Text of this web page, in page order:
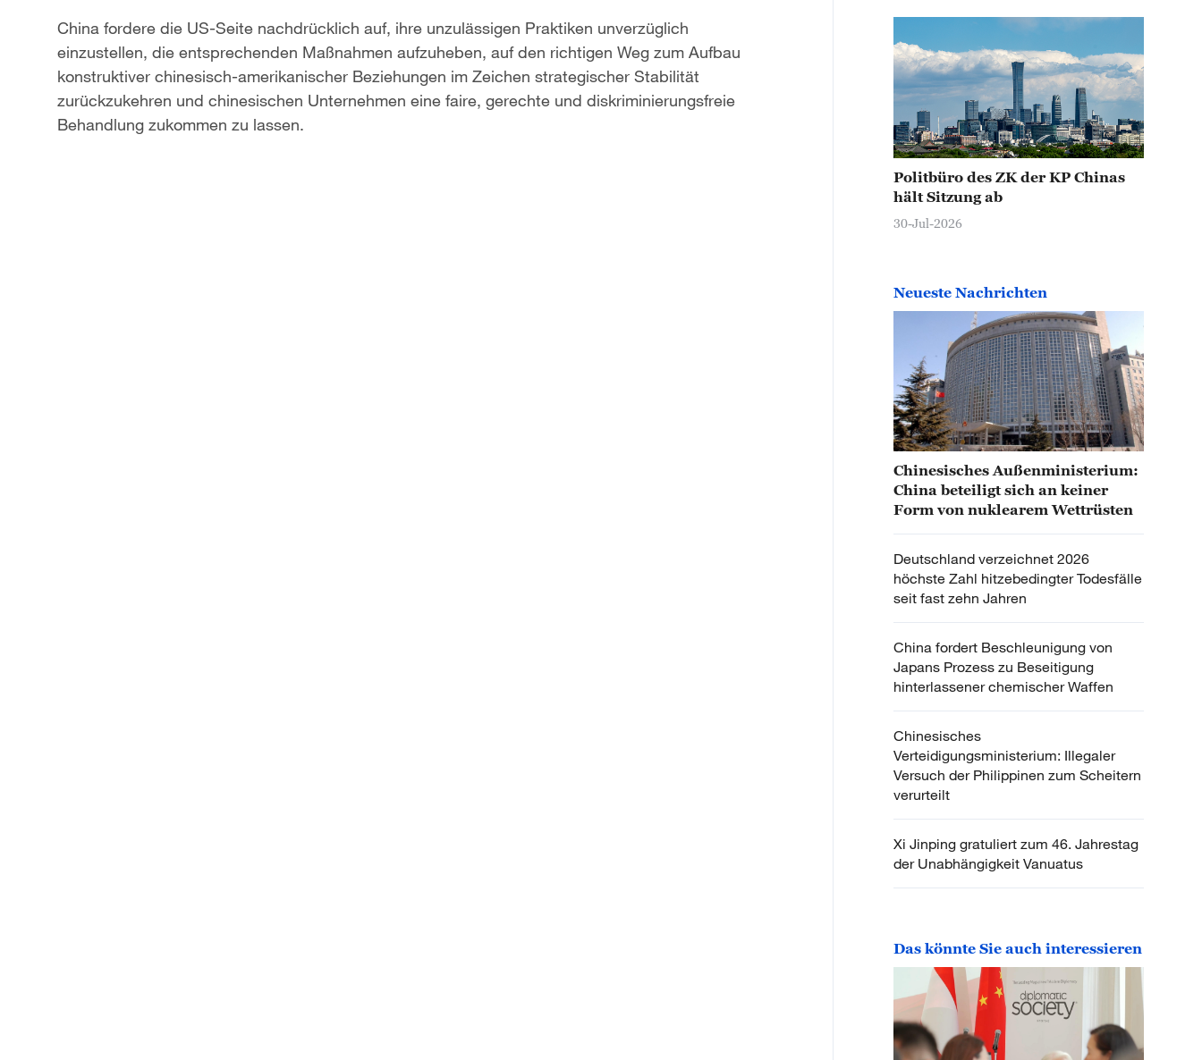
China fordere die US-Seite nachdrücklich auf, ihre unzulässigen Praktiken unverzüglich
einzustellen, die entsprechenden Maßnahmen aufzuheben, auf den richtigen Weg zum Aufbau
konstruktiver chinesisch-amerikanischer Beziehungen im Zeichen strategischer Stabilität
zurückzukehren und chinesischen Unternehmen eine faire, gerechte und diskriminierungsfreie
Behandlung zukommen zu lassen.
Politbüro des ZK der KP Chinas
hält Sitzung ab
30-Jul-2026
Neueste Nachrichten
Chinesisches Außenministerium:
China beteiligt sich an keiner
Form von nuklearem Wettrüsten
Deutschland verzeichnet 2026
höchste Zahl hitzebedingter Todesfälle
seit fast zehn Jahren
China fordert Beschleunigung von
Japans Prozess zu Beseitigung
hinterlassener chemischer Waffen
Chinesisches
Verteidigungsministerium: Illegaler
Versuch der Philippinen zum Scheitern
verurteilt
Xi Jinping gratuliert zum 46. Jahrestag
der Unabhängigkeit Vanuatus
Das könnte Sie auch interessieren